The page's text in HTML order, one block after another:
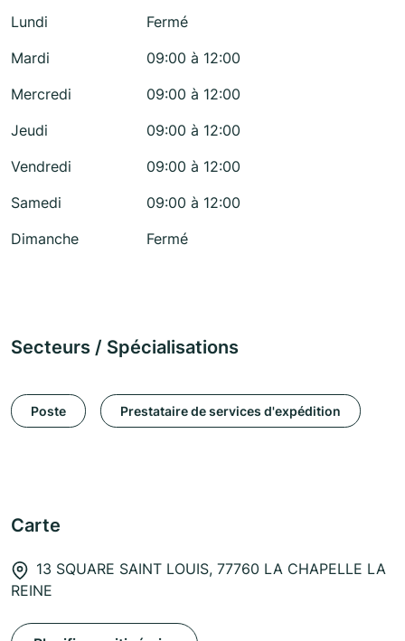
Lundi
Fermé
Mardi
09:00 à 12:00
Mercredi
09:00 à 12:00
Jeudi
09:00 à 12:00
Vendredi
09:00 à 12:00
Samedi
09:00 à 12:00
Dimanche
Fermé
Secteurs / Spécialisations
Poste Prestataire de services d'expédition
Carte
13 SQUARE SAINT LOUIS, 77760 LA CHAPELLE LA
REINE